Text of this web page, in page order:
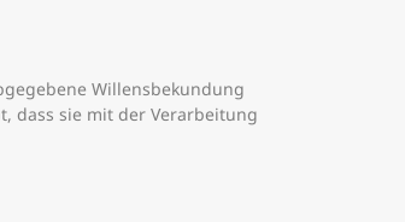
Willensbekundung
dass sie mit der Verarbeitung